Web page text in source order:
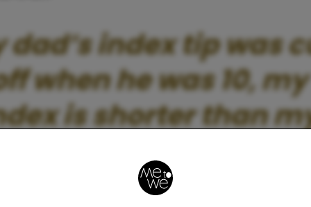
dad’s index tip was
when he was 10, my
is shorter than
pinkyfrom
mildlyinteresting